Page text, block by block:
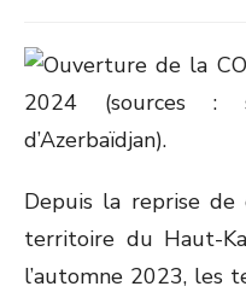
Depuis la reprise de
territoire du Haut-
l’automne 2023, les